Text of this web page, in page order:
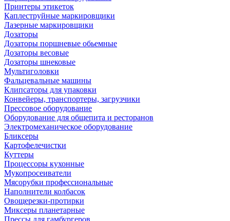
Принтеры этикеток
Каплеструйные маркировщики
Лазерные маркировщики
Дозаторы
Дозаторы поршневые обьемные
Дозаторы весовые
Дозаторы шнековые
Мультиголовки
Фальцевальные машины
Клипсаторы для упаковки
Конвейеры, транспортеры, загрузчики
Прессовое оборудование
Оборудование для общепита и ресторанов
Электромеханическое оборудование
Бликсеры
Картофелечистки
Куттеры
Процессоры кухонные
Мукопросеиватели
Мясорубки профессиональные
Наполнители колбасок
Овощерезки-протирки
Миксеры планетарные
Прессы для гамбургеров